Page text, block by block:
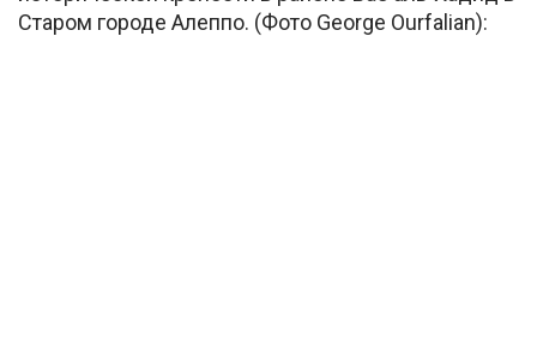
Старом городе Алеппо. (Фото George Ourfalian):